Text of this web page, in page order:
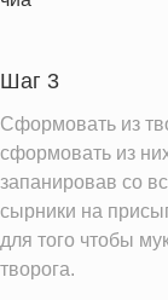
Информация для
Шаг 3
Сформовать из
сформовать из
запанировав со
сырники на
для того чтобы
творога.